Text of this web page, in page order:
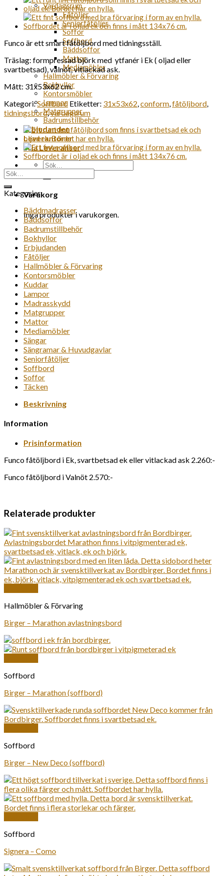
Vardagsrum
Fåtöljer
Seniorfåtöljer
Soffor
Soffbord
Bäddsoffor
Mattor
Mediamöbler
Hallmöbler & Förvaring
Bokhyllor
Kontorsmöbler
Lampor
Matgrupper
Badrumstillbehör
Erbjudanden
Leverantörer
Fria Leveranser
Sök
Varukorg
Inga produkter i varukorgen.
Funco är ett smart fåtöljbord med tidningsställ.
Träslag: formpressad björk med ytfanér i Ek ( oljad eller
svartbetsad), valnöt, vitlackad ask.
Mått: 31x53x62 cm.
Kategori:Soffbord Etiketter: 31x53x62,conform,fåtöljbord,
tidningsbord,vardagsrum
Sök
efter:
Kategorier
Bäddmadrasser
Bäddsoffor
Badrumstillbehör
Bokhyllor
Erbjudanden
Fåtöljer
Hallmöbler & Förvaring
Kontorsmöbler
Kuddar
Lampor
Madrasskydd
Matgrupper
Mattor
Mediamöbler
Sängar
Sängramar & Huvudgavlar
Seniorfåtöljer
Soffbord
Soffor
Täcken
Beskrivning
Information
Prisinformation
Funco fåtöljbord i Ek, svartbetsad ek eller vitlackad ask 2.260:-
Funco fåtöljbord i Valnöt 2.570:-
Relaterade produkter
Hallmöbler & Förvaring
Birger – Marathon avlastningsbord
Soffbord
Birger – Marathon (soffbord)
Soffbord
Birger – New Deco (soffbord)
Soffbord
Signera – Como